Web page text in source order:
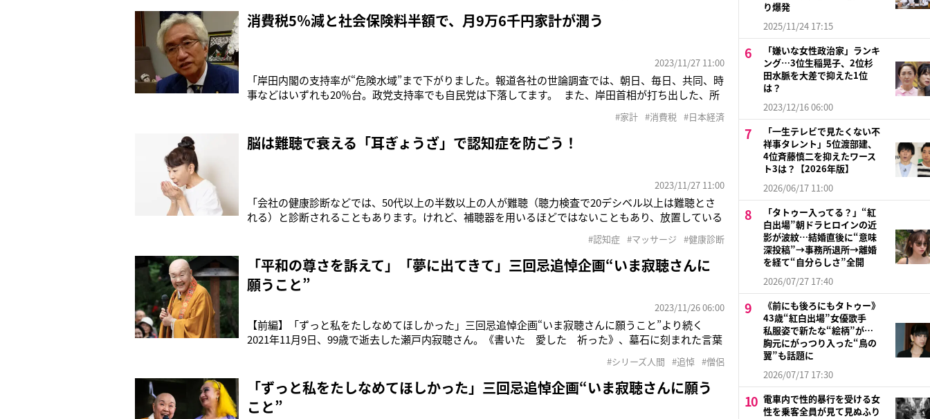
消費税5％減と社会保険料半額で、月9万6千円家計が潤う
2023/11/27 11:00
「岸田内閣の支持率が“危険水域”まで下がりました。報道各社の世論調査では、朝日、毎日、共同、時
事などはいずれも20％台。政党支持率でも自民党は下落してます。 また、岸田首相が打ち出した、所
は、次の総選挙に向けて危機感を持っている議員が多くいます」（全国紙政治部記者） &nb
#家計 #消費税 #日本経済
脳は難聴で衰える「耳ぎょうざ」で認知症を防ごう！
2023/11/27 11:00
「会社の健康診断などでは、50代以上の半数以上の人が難聴（聴力検査で20デシベル以上は難聴とさ
れる）と診断されることもあります。けれど、補聴器を用いるほどではないこともあり、放置している
コム）が話題になっている、医学博士で馬車道木村耳鼻咽喉科クリニック院長の木村至信先生は語る。
#認知症 #マッサージ #健康診断
「平和の尊さを訴えて」「夢に出てきて」三回忌追悼企画“いま寂聴さんに
願うこと”
2023/11/26 06:00
【前編】「ずっと私をたしなめてほしかった」三回忌追悼企画“いま寂聴さんに願うこと”より続く
2021年11月9日、99歳で逝去した瀬戸内寂聴さん。《書いた 愛した 祈った》、墓石に刻まれた言葉
に喪失感を覚えている人も多い。今回は三回忌を機に、交流のあった6人が、忘れられない思い出と
#シリーズ人間 #追悼 #僧侶
「ずっと私をたしなめてほしかった」三回忌追悼企画“いま寂聴さんに願う
こと”
り爆発
2025/11/24 17:15
「嫌いな女性政治家」ランキ
ング…3位生稲晃子、2位杉
田水脈を大差で抑えた1位
は？
2023/12/16 06:00
「一生テレビで見たくない不
祥事タレント」5位渡部建、
4位斉藤慎二を抑えたワース
ト3は？【2026年版】
2026/06/17 11:00
「タトゥー入ってる？」“紅
白出場”朝ドラヒロインの近
影が波紋…結婚直後に“意味
深投稿”→事務所退所→離婚
を経て“自分らしさ”全開
2026/07/27 17:40
《前にも後ろにもタトゥー》
43歳“紅白出場”女優歌手
私服姿で新たな“絵柄”が…
胸元にがっつり入った“鳥の
翼”も話題に
2026/07/17 17:30
電車内で性的暴行を受ける女
性を乗客全員が見て見ぬふり